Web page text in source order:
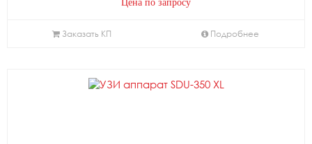
Цена по запросу
Заказать КП Подробнее